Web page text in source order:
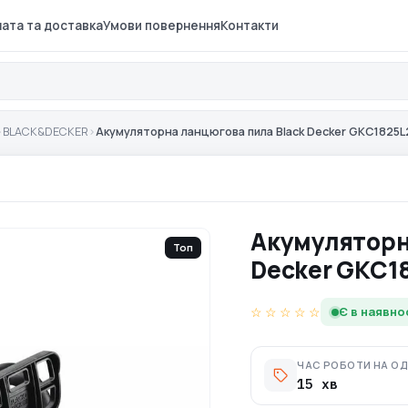
та доставкаУмови поверненняКонтакти
BLACK&DECKER ›Акумуляторна ланцюгова пила Black Decker
Топ
Decker
☆ ☆ ☆ ☆ ☆ Є в
ЧАС РОБОТИ НА
15 хв